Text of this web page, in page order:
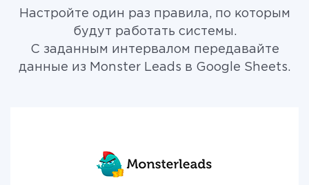
Настройте один раз правила, по которым
будут работать системы.
С заданным интервалом передавайте
данные из Monster Leads в Google Sheets.